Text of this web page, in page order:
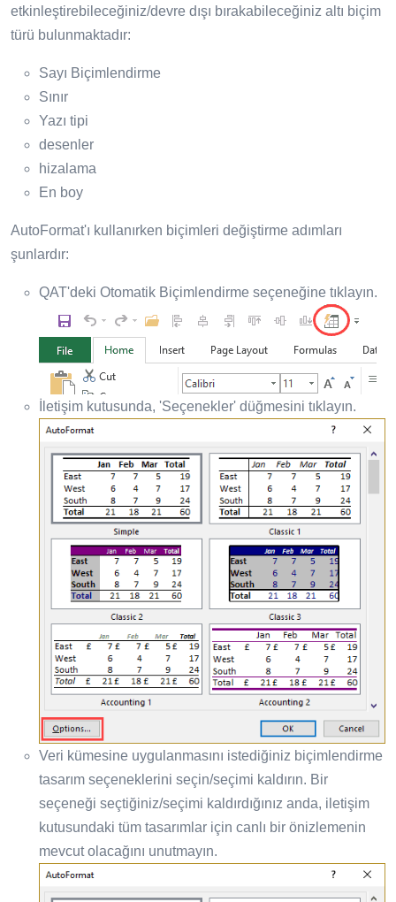
etkinleştirebileceğiniz/devre dışı bırakabileceğiniz altı biçim
türü bulunmaktadır:
Sayı Biçimlendirme
Sınır
Yazı tipi
desenler
hizalama
En boy
AutoFormat'ı kullanırken biçimleri değiştirme adımları
şunlardır:
QAT'deki Otomatik Biçimlendirme seçeneğine tıklayın.
İletişim kutusunda, 'Seçenekler' düğmesini tıklayın.
Veri kümesine uygulanmasını istediğiniz biçimlendirme
tasarım seçeneklerini seçin/seçimi kaldırın. Bir
seçeneği seçtiğiniz/seçimi kaldırdığınız anda, iletişim
kutusundaki tüm tasarımlar için canlı bir önizlemenin
mevcut olacağını unutmayın.